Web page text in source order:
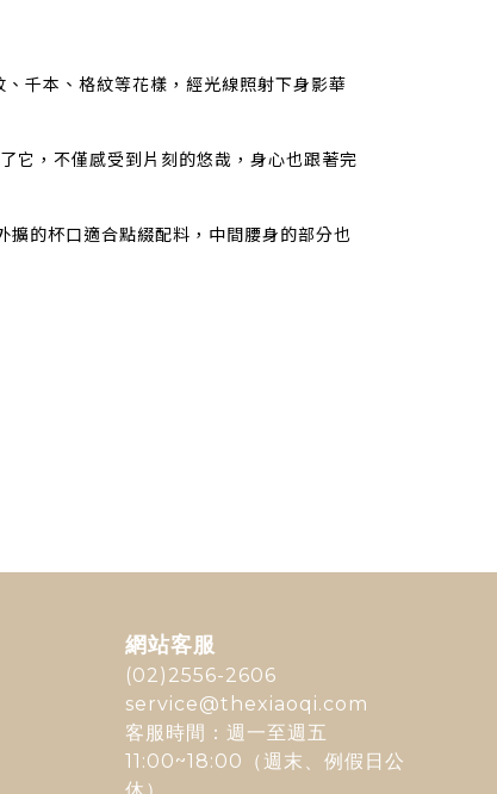
千本、格紋等花樣，經光線照射下身影華
它，不僅感受到片刻的悠哉，身心也跟著完
的杯口適合點綴配料，中間腰身的部分也
網站客服
(02)2556-2606
service@thexiaoqi.com
客服時間：週一至週五
11:00~18:00（週末、例假日公